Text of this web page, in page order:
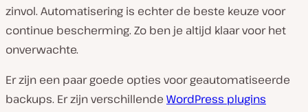
zinvol. Automatisering is echter de beste keuze voor
continue bescherming. Zo ben je altijd klaar voor het
onverwachte.
Er zijn een paar goede opties voor geautomatiseerde
backups. Er zijn verschillende WordPress plugins